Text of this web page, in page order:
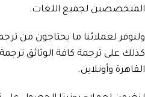
المتخصصين لجميع اللغات.
ولنوفر لعملائنا ما يحتاجون من
كذلك على ترجمة كافة الوثائق
القاهرة وأونلاين.